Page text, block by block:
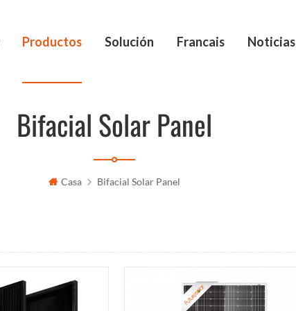
Productos Solución Francais Noticias
Bifacial Solar Panel
Casa Bifacial Solar Panel